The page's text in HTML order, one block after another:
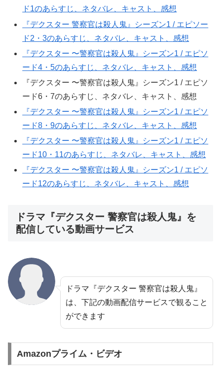
ド1のあらすじ、ネタバレ、キャスト、感想
『デクスター 警察官は殺人鬼』シーズン1 / エピソー
ド2・3のあらすじ、ネタバレ、キャスト、感想
『デクスター 〜警察官は殺人鬼』シーズン1 / エピソ
ード4・5のあらすじ、ネタバレ、キャスト、感想
『デクスター 〜警察官は殺人鬼』シーズン1 / エピソ
ード6・7のあらすじ、ネタバレ、キャスト、感想
『デクスター 〜警察官は殺人鬼』シーズン1 / エピソ
ード8・9のあらすじ、ネタバレ、キャスト、感想
『デクスター 〜警察官は殺人鬼』シーズン1 / エピソ
ード10・11のあらすじ、ネタバレ、キャスト、感想
『デクスター 〜警察官は殺人鬼』シーズン1 / エピソ
ード12のあらすじ、ネタバレ、キャスト、感想
ドラマ『デクスター 警察官は殺人鬼』を
配信している動画サービス
ドラマ『デクスター 警察官は殺人鬼』
は、下記の動画配信サービスで観ること
ができます
Amazonプライム・ビデオ